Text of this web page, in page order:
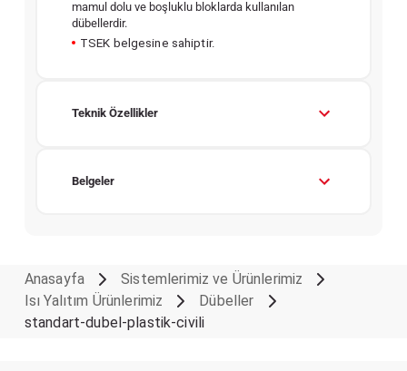
mamul dolu ve boşluklu bloklarda kullanılan
dübellerdir.
TSEK belgesine sahiptir.
Teknik Özellikler
Belgeler
Anasayfa
Sistemlerimiz ve Ürünlerimiz
Isı Yalıtım Ürünlerimiz
Dübeller
standart-dubel-plastik-civili